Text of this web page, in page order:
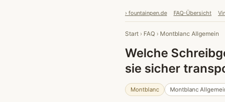
› fountainpen.de FAQ-Übersicht
Start › FAQ › Montblanc Allgemein
Welche
sie sicher
Montblanc Montblanc